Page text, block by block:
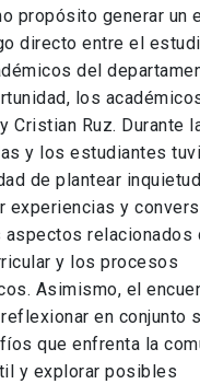
propósito generar un
directo entre el
del
los
Cristian Ruz. Durante
y los estudiantes
de plantear
experiencias y
relacionados
y los procesos
Asimismo, el
en conjunto
que enfrenta la
y explorar posibles